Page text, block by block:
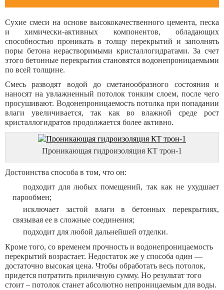
Сухие смеси на основе высококачественного цемента, песка
и химически-активных компонентов, обладающих
способностью проникать в толщу перекрытий и заполнять
поры бетона нерастворимыми кристаллогидратами. За счет
этого бетонные перекрытия становятся водонепроницаемыми
по всей толщине.
Смесь разводят водой до сметанообразного состояния и
наносят на увлажненный потолок тонким слоем, после чего
просушивают. Водонепроницаемость потолка при попадании
влаги увеличивается, так как во влажной среде рост
кристаллогидратов продолжается более активно.
Проникающая гидроизоляция КТ трон-1
Достоинства способа в том, что он:
подходит для любых помещений, так как не ухудшает
парообмен;
исключает застой влаги в бетонных перекрытиях,
связывая ее в сложные соединения;
подходит для любой дальнейшей отделки.
Кроме того, со временем прочность и водонепроницаемость
перекрытий возрастает. Недостаток же у способа один —
достаточно высокая цена. Чтобы обработать весь потолок,
придется потратить приличную сумму. Но результат того
стоит – потолок станет абсолютно непроницаемым для воды.